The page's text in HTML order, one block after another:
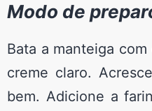
Modo de
Bata a manteiga
creme claro.
bem. Adicione a